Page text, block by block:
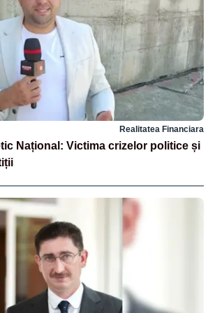
Realitatea Financiara
Național: Victima crizelor politice și